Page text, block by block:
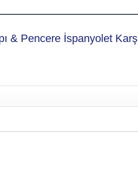
& Pencere İspanyolet